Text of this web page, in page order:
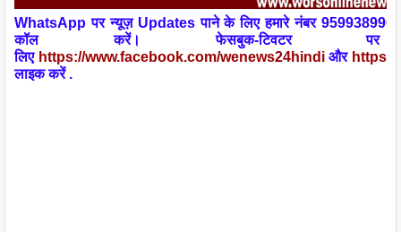
WhatsApp पर न्यूज़ Updatesपाने के लिए हमारे नंबर
कॉलकरें। फेसबुक-
लिए https://www.facebook.com/wenews24hindiऔर
लाइक करें .